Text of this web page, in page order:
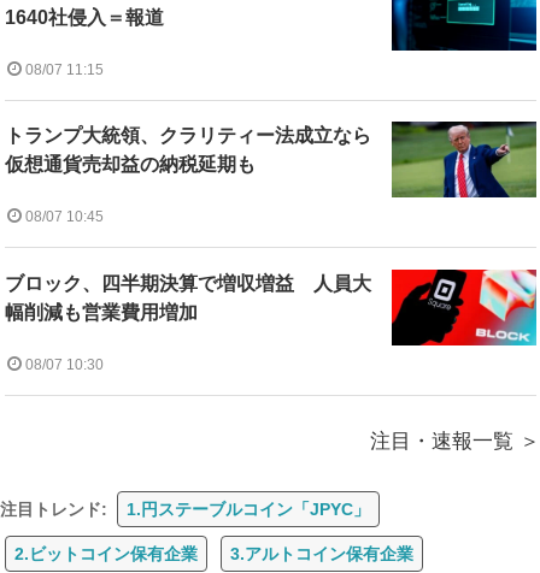
1640社侵入＝報道
08/07 11:15
トランプ大統領、クラリティー法成立なら
仮想通貨売却益の納税延期も
08/07 10:45
ブロック、四半期決算で増収増益 人員大
幅削減も営業費用増加
08/07 10:30
注目・速報一覧
注目トレンド: 1.円ステーブルコイン「JPYC」
2.ビットコイン保有企業 3.アルトコイン保有企業